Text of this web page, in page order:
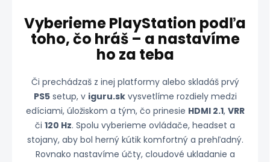
Vyberieme PlayStation podľa
toho, čo hráš – a nastavíme
ho za teba
Či prechádzaš z inej platformy alebo skladáš prvý
PS5setup, v iguru.skvysvetlíme rozdiely medzi
edíciami, úložiskom a tým, čo prinesie HDMI 2.1, VRR
či 120 Hz. Spolu vyberieme ovládače, headset a
stojany, aby bol herný kútik komfortný a prehľadný.
Rovnako nastavíme účty, cloudové ukladanie a